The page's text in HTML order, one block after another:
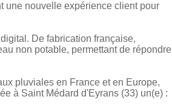
une nouvelle expérience client pour
De fabrication française,
non potable, permettant de répondre
pluviales en France et en Europe,
à Saint Médard d'Eyrans (33) un(e) :